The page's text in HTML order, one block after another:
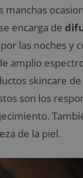
manchas
encarga de
las noches y
amplio
skincare
son los
de la piel.